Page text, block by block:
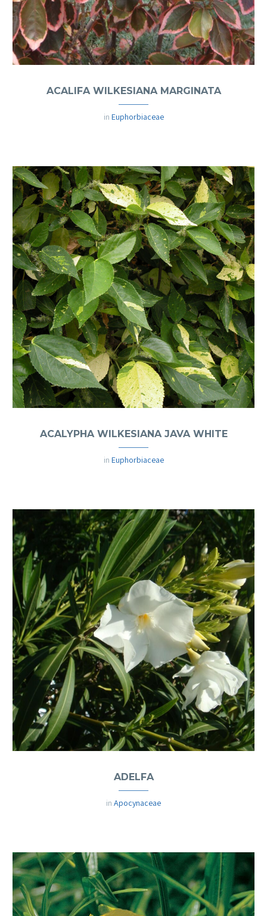
ACALIFA WILKESIANA MARGINATA
in Euphorbiaceae
ACALYPHA WILKESIANA JAVA WHITE
in Euphorbiaceae
ADELFA
in Apocynaceae